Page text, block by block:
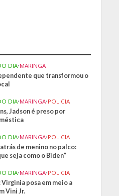
DIA•MARINGA
que transformou o
DIA•MARINGA•POLICIA
Jadson é preso por
DIA•MARINGA•POLICIA
de menino no palco:
seja como o Biden”
DIA•MARINGA•POLICIA
Virginia posa em meio a
Vini Jr.